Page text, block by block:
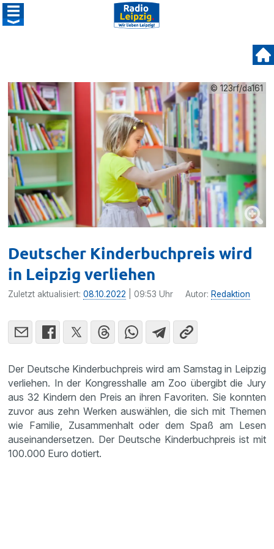
© 123rf/da161
Deutscher Kinderbuchpreis wird
in Leipzig verliehen
Zuletzt aktualisiert:08.10.2022 | 09:53 Uhr Autor: Redaktion
Der Deutsche Kinderbuchpreis wird am Samstag in Leipzig
verliehen. In der Kongresshalle am Zoo übergibt die Jury
aus 32 Kindern den Preis an ihren Favoriten. Sie konnten
zuvor aus zehn Werken auswählen, die sich mit Themen
wie Familie, Zusammenhalt oder dem Spaß am Lesen
auseinandersetzen. Der Deutsche Kinderbuchpreis ist mit
100.000 Euro dotiert.